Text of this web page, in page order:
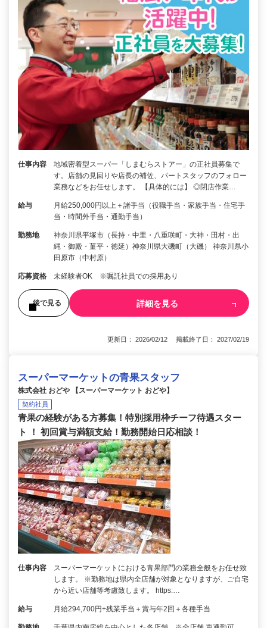
仕事内容
地域密着型スーパー「しまむらストアー」の正社員募集で
す。店舗の見回りや店長の補佐、パートスタッフのフォロー
業務などをお任せします。 【具体的には】 ◎閉店作業…
給与
月給250,000円以上＋諸手当（役職手当・家族手当・住宅手
当・時間外手当・通勤手当）
勤務地
神奈川県平塚市（長持・中里・八重咲町・大神・田村・出
縄・御殿・菫平・徳延）神奈川県大磯町（大磯） 神奈川県小
田原市（中村原）
応募資格 未経験者OK ※嘱託社員での採用あり
後で見る 詳細を見る
更新日： 2026/02/12 掲載終了日： 2027/02/19
スーパーマーケットの青果スタッフ
株式会社 おどや 【スーパーマーケット おどや】
契約社員
青果の経験がある方募集！特別採用枠チーフ待遇スター
ト ！ 初回賞与満額支給！勤務開始日応相談！
仕事内容
スーパーマーケットにおける青果部門の業務全般をお任せ致
します。 ※勤務地は県内全店舗が対象となりますが、ご自宅
から近い店舗等考慮致します。 https:…
給与 月給294,700円+残業手当＋賞与年2回＋各種手当